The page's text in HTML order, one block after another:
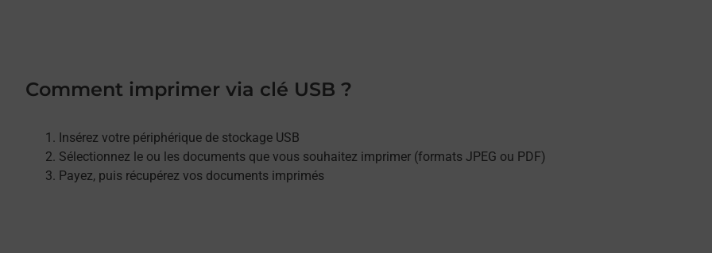
Comment imprimer via clé USB ?
Insérez votre périphérique de stockage USB
Sélectionnez le ou les documents que vous souhaitez imprimer (formats JPEG ou PDF)
Payez, puis récupérez vos documents imprimés